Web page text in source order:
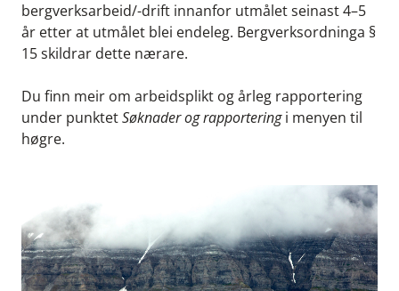
bergverksarbeid/-drift innanfor utmålet seinast 4–5
år etter at utmålet blei endeleg. Bergverksordninga §
15 skildrar dette nærare.
Du finn meir om arbeidsplikt og årleg rapportering
under punktetSøknader og rapporteringi menyen til
høgre.